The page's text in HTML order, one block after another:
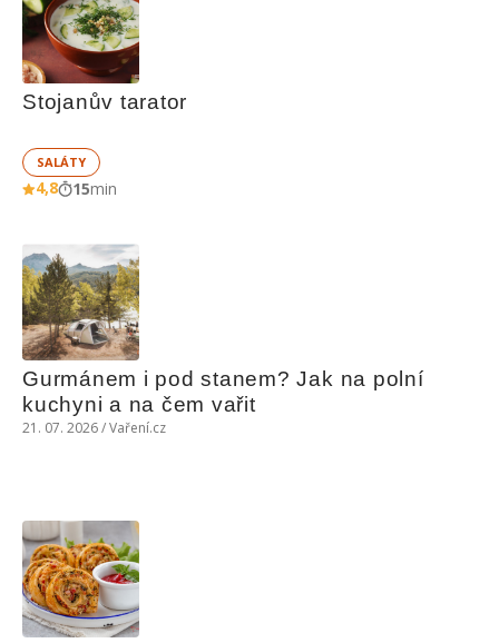
Stojanův tarator
SALÁTY
4,8 15min
Gurmánem i pod stanem? Jak na polní
kuchyni a na čem vařit
21. 07. 2026 / Vaření.cz